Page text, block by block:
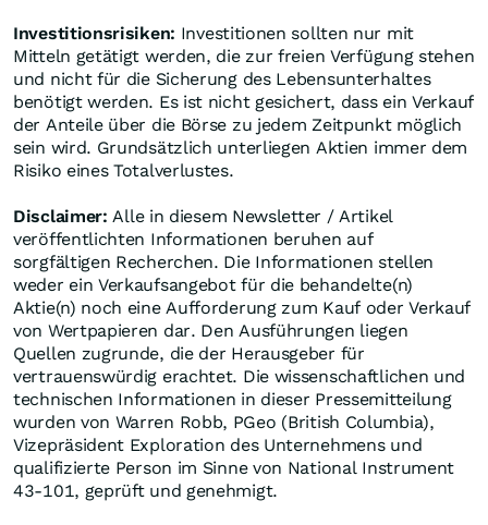
Investitionsrisiken: Investitionen sollten nur mit
Mitteln getätigt werden, die zur freien Verfügung stehen
und nicht für die Sicherung des Lebensunterhaltes
benötigt werden. Es ist nicht gesichert, dass ein Verkauf
der Anteile über die Börse zu jedem Zeitpunkt möglich
sein wird. Grundsätzlich unterliegen Aktien immer dem
Risiko eines Totalverlustes.
Disclaimer: Alle in diesem Newsletter / Artikel
veröffentlichten Informationen beruhen auf
sorgfältigen Recherchen. Die Informationen stellen
weder ein Verkaufsangebot für die behandelte(n)
Aktie(n) noch eine Aufforderung zum Kauf oder Verkauf
von Wertpapieren dar. Den Ausführungen liegen
Quellen zugrunde, die der Herausgeber für
vertrauenswürdig erachtet. Die wissenschaftlichen und
technischen Informationen in dieser Pressemitteilung
wurden von Warren Robb, PGeo (British Columbia),
Vizepräsident Exploration des Unternehmens und
qualifizierte Person im Sinne von National Instrument
43-101, geprüft und genehmigt.